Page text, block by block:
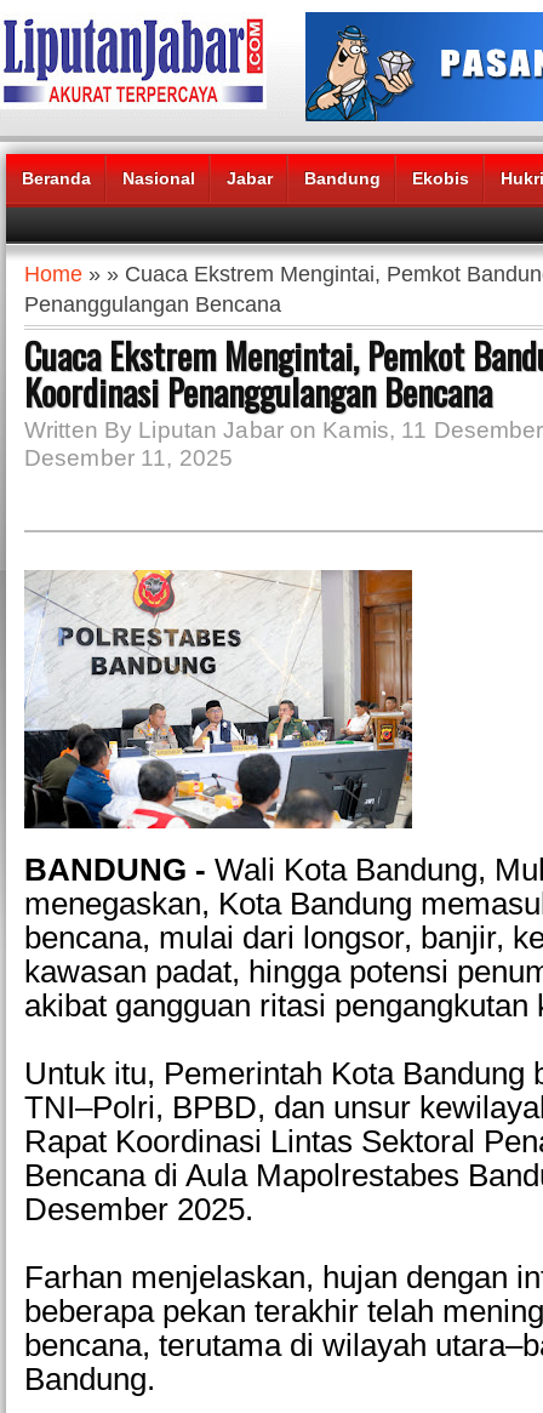
Beranda Nasional Jabar Bandung Ekobis
Headlines News :
Home » » Cuaca Ekstrem Mengintai, Pemkot
Penanggulangan Bencana
Cuaca Ekstrem Mengintai, Pemkot
Koordinasi Penanggulangan Bencana
Written By Liputan Jabar on Kamis, 11
Desember 11, 2025
BANDUNG - Wali Kota Bandung,
menegaskan, Kota Bandung
bencana, mulai dari longsor, banjir,
kawasan padat, hingga potensi
akibat gangguan ritasi pengangkutan
Untuk itu, Pemerintah Kota Bandung
TNI–Polri, BPBD, dan unsur
Rapat Koordinasi Lintas Sektoral
Bencana di Aula Mapolrestabes
Desember 2025.
Farhan menjelaskan, hujan dengan
beberapa pekan terakhir telah
bencana, terutama di wilayah
Bandung.